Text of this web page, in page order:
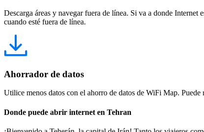
Descarga áreas y navegar fuera de línea. Si va a donde Internet
cuando esté fuera de línea.
Ahorrador de datos
Utilice menos datos con el ahorro de datos de WiFi Map.
Donde puede abrir internet en Tehran